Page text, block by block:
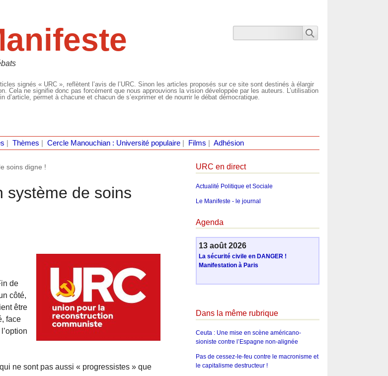
signés « URC », reflètent l’avis de l’URC. Sinon les articles proposés sur ce site sont destinés à élargir
Cela ne signifie donc pas forcément que nous approuvions la vision développée par les auteurs. L’utilisation
d’article, permet à chacune et chacun de s’exprimer et de nourrir le débat démocratique.
Thèmes Cercle Manouchian : Université populaire| Films Adhésion
soins digne !
système de soins
de
côté,
être
face
ne sont pas aussi « progressistes » que
URC en direct
Actualité Politique et Sociale
Le Manifeste - le journal
Agenda
13 août 2026
La sécurité civile en DANGER !
Manifestation à Paris
Dans la même rubrique
Ceuta : Une mise en scène américano-
sioniste contre l’Espagne non-alignée
Pas de cessez-le-feu contre le macronisme et
le capitalisme destructeur !